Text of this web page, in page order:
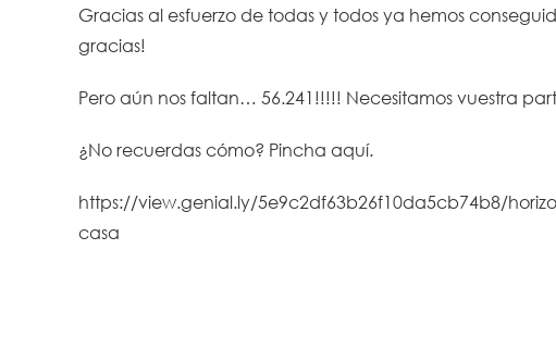
Gracias al esfuerzo de todas y todos ya hemos
gracias!
Pero aún nos faltan… 56.241!!!!! Necesitamos vuestra
¿No recuerdas cómo? Pincha aquí.
https://view.genial.ly/5e9c2df63b26f10da5cb74b8/
casa